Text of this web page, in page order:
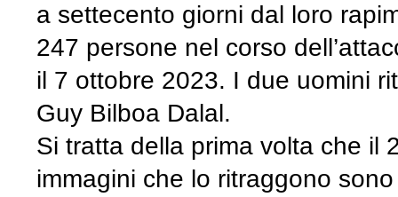
a settecento giorni dal loro
247 persone nel corso
il 7 ottobre 2023. I due uomini
Guy Bilboa Dalal.
Si tratta della prima volta che il
immagini che lo ritraggono